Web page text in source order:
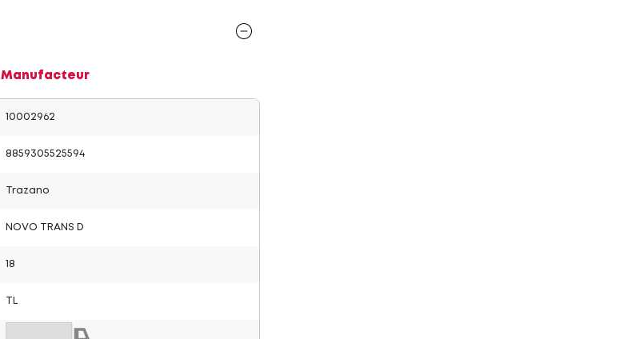
Manufacteur
10002962
8859305525594
Trazano
NOVO TRANS D
18